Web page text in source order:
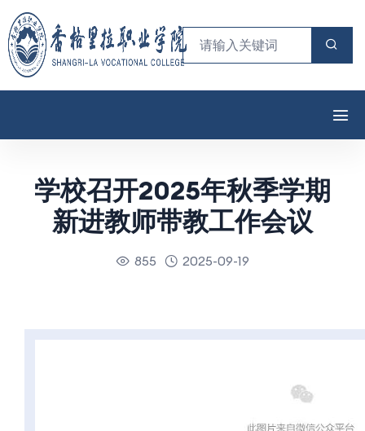
学校召开2025年秋季学期
新进教师带教工作会议
855 2025-09-19